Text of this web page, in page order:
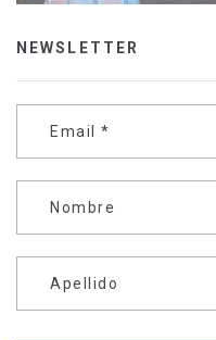
NEWSLETTER
Email *
Nombre
Apellido